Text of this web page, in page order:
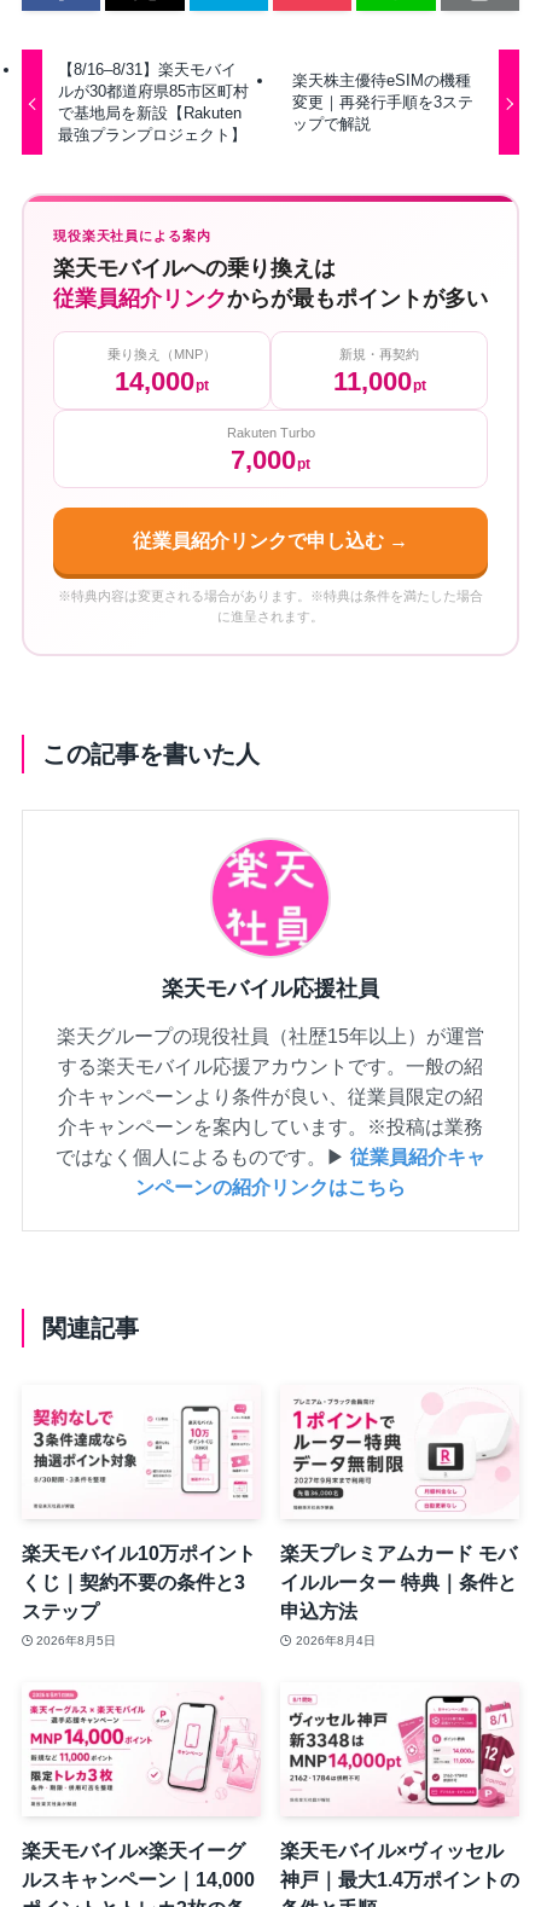
【8/16–8/31】楽天モバイ
ルが30都道府県85市区町村
で基地局を新設【Rakuten
最強プランプロジェクト】
楽天株主優待eSIMの機種
変更｜再発行手順を3ステ
ップで解説
現役楽天社員による案内
楽天モバイルへの乗り換えは
従業員紹介リンクからが最もポイントが多い
乗り換え（MNP）
14,000pt
新規・再契約
11,000pt
Rakuten Turbo
7,000pt
従業員紹介リンクで申し込む →
※特典内容は変更される場合があります。※特典は条件を満たした場合
に進呈されます。
この記事を書いた人
楽天モバイル応援社員
楽天グループの現役社員（社歴15年以上）が運営
する楽天モバイル応援アカウントです。一般の紹
介キャンペーンより条件が良い、従業員限定の紹
介キャンペーンを案内しています。※投稿は業務
ではなく個人によるものです。▶ 従業員紹介キャ
ンペーンの紹介リンクはこちら
関連記事
楽天モバイル10万ポイント
くじ｜契約不要の条件と3
ステップ
2026年8月5日
楽天プレミアムカード モバ
イルルーター 特典｜条件と
申込方法
2026年8月4日
楽天モバイル×楽天イーグ
ルスキャンペーン｜14,000
楽天モバイル×ヴィッセル
神戸｜最大1.4万ポイントの